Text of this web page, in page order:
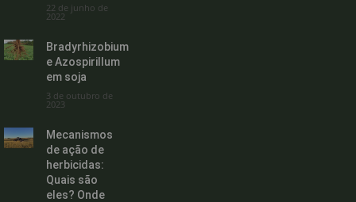
22 de junho de
2022
Bradyrhizobium
e Azospirillum
em soja
3 de outubro de
2023
Mecanismos
de ação de
herbicidas:
Quais são
eles? Onde